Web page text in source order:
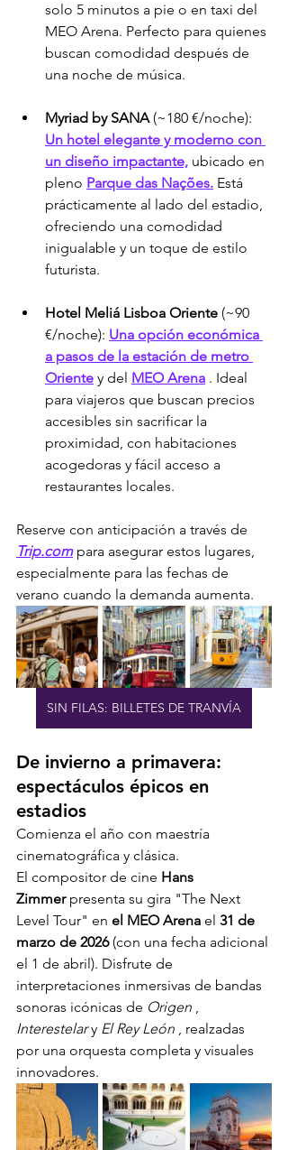
solo 5 minutos a pie o en taxi del
MEO Arena. Perfecto para quienes
buscan comodidad después de
una noche de música.
Myriad by SANA (~180 €/noche):
Un hotel elegante y moderno con
un diseño impactante, ubicado en
pleno Parque das Nações. Está
prácticamente al lado del estadio,
ofreciendo una comodidad
inigualable y un toque de estilo
futurista.
Hotel Meliá Lisboa Oriente (~90
€/noche): Una opción económica
a pasos de la estación de metro
Oriente y del MEO Arena . Ideal
para viajeros que buscan precios
accesibles sin sacrificar la
proximidad, con habitaciones
acogedoras y fácil acceso a
restaurantes locales.
Reserve con anticipación a través de
Trip.com para asegurar estos lugares,
especialmente para las fechas de
verano cuando la demanda aumenta.
SIN FILAS: BILLETES DE TRANVÍA
De invierno a primavera:
espectáculos épicos en
estadios
Comienza el año con maestría
cinematográfica y clásica.
El compositor de cine Hans
Zimmer presenta su gira "The Next
Level Tour" en el MEO Arena el 31 de
marzo de 2026 (con una fecha adicional
el 1 de abril). Disfrute de
interpretaciones inmersivas de bandas
sonoras icónicas de Origen ,
Interestelar y El Rey León , realzadas
por una orquesta completa y visuales
innovadores.